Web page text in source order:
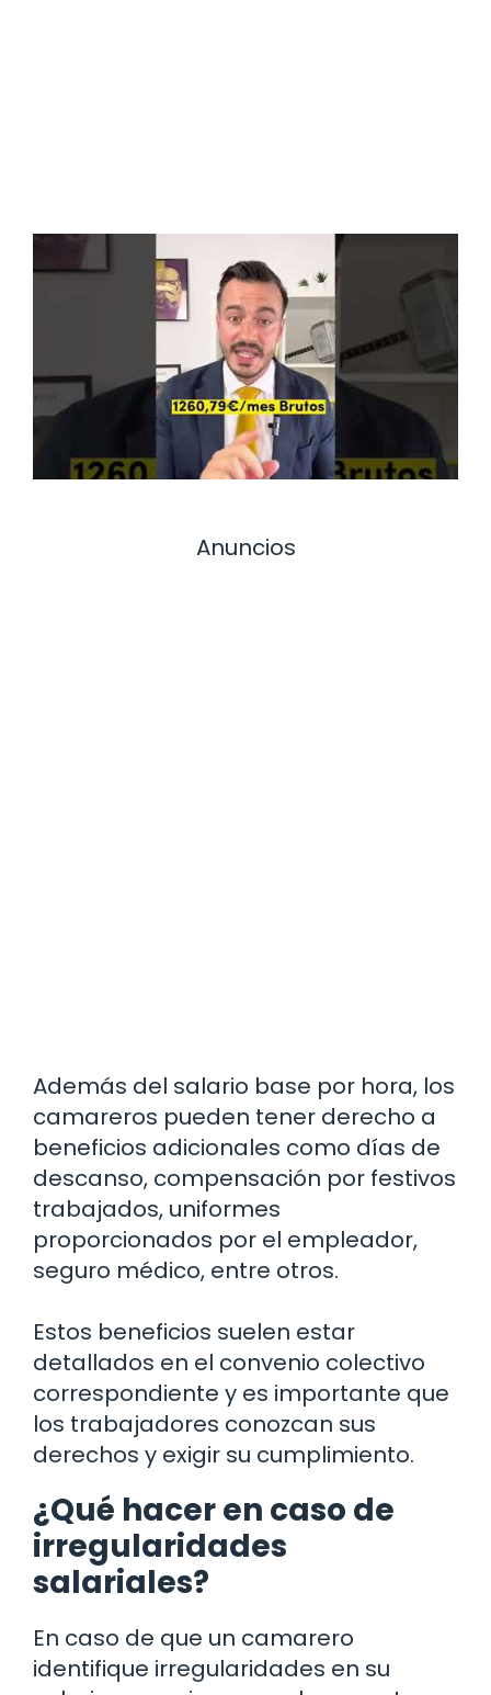
Anuncios
Además del salario base por hora, los
camareros pueden tener derecho a
beneficios adicionales como días de
descanso, compensación por festivos
trabajados, uniformes
proporcionados por el empleador,
seguro médico, entre otros.
Estos beneficios suelen estar
detallados en el convenio colectivo
correspondiente y es importante que
los trabajadores conozcan sus
derechos y exigir su cumplimiento.
¿Qué hacer en caso de
irregularidades
salariales?
En caso de que un camarero
identifique irregularidades en su